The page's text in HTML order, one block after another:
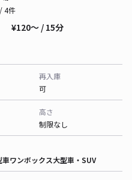
/ 4件
¥120〜 / 15分
再入庫
可
高さ
制限なし
車ワンボックス大型車・SUV